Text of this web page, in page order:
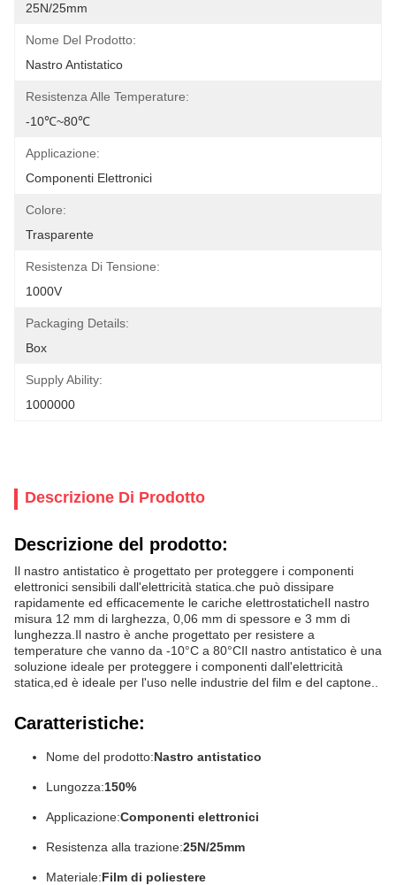
25N/25mm
Nome Del Prodotto:
Nastro Antistatico
Resistenza Alle Temperature:
-10℃~80℃
Applicazione:
Componenti Elettronici
Colore:
Trasparente
Resistenza Di Tensione:
1000V
Packaging Details:
Box
Supply Ability:
1000000
Descrizione Di Prodotto
Descrizione del prodotto:
Il nastro antistatico è progettato per proteggere i componenti
elettronici sensibili dall'elettricità statica.che può dissipare
rapidamente ed efficacemente le cariche elettrostaticheIl nastro
misura 12 mm di larghezza, 0,06 mm di spessore e 3 mm di
lunghezza.Il nastro è anche progettato per resistere a
temperature che vanno da -10°C a 80°CIl nastro antistatico è una
soluzione ideale per proteggere i componenti dall'elettricità
statica,ed è ideale per l'uso nelle industrie del film e del captone..
Caratteristiche:
Nome del prodotto:Nastro antistatico
Lungozza:150%
Applicazione:Componenti elettronici
Resistenza alla trazione:25N/25mm
Materiale:Film di poliestere